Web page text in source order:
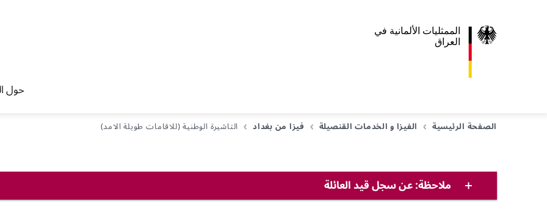
الممثليات الألمانية في
العراق
حول
الصفحة الرئيسية الفيزا و الخدمات القنصيلة فيزا من بغداد التاشيرة الوطنية (للاقامات طويلة الامد)
ملاحظة: عن سجل قيد العائلة